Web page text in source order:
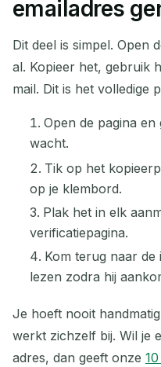
emailadres
Dit deel is simpel. Open
al. Kopieer het, gebruik
mail. Dit is het volledige
Open de pagina
wacht.
Tik op het
op je klembord.
Plak het in elk
verificatiepagina.
Kom terug naar de
lezen zodra hij
Je hoeft nooit
werkt zichzelf bij. Wil je
adres, dan geeft onze